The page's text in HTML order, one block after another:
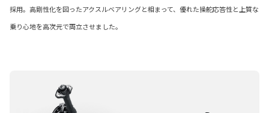
採用。高剛性化を図ったアクスルベアリングと相まって、優れた操舵応答性と上質な
乗り心地を高次元で両立させました。